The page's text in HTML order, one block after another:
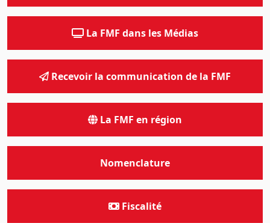
La FMF dans les Médias
Recevoir la communication de la FMF
La FMF en région
Nomenclature
Fiscalité